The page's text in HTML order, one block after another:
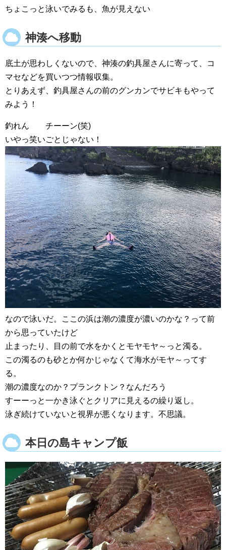
ちょこっと泳いでみるも、魚が見えない
神湊へ移動
底土が思わしくないので、神湊の釣具屋さんに寄って、コ
マセなどを買いつつ情報収集。
とりあえず、釣具屋さんの前のグンカンでサビキもやって
みよう！
釣れん チーーン(笑)
いやっ笑いごとじゃない！
なので泳いだ。ここの浜は潮の濃度が濃いのかな？って前
から思っていたけど
止まったり、目の前で水をかくとモヤモヤ～っと濁る。
この濁るのも砂とか何かじゃなくて海水がモヤ～ってす
る。
潮の濃度なのか？プランクトン？なんだろう
すーーっと一かき泳ぐとクリアに見えるの繰り返し。
泳ぎ続けていないと視界が悪くなります。不思議。
本日の島キャンプ飯